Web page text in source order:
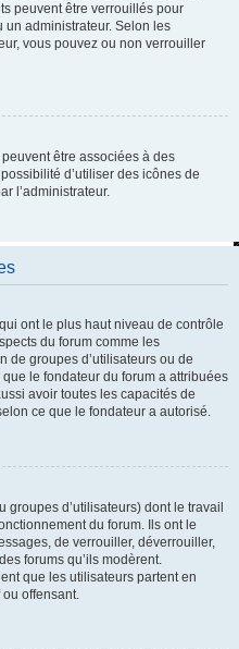
peuvent être verrouillés pour
un administrateur. Selon les
vous pouvez ou non verrouiller
être associées à des
d’utiliser des icônes de
l’administrateur.
ont le plus haut niveau de contrôle
du forum comme les
de groupes d’utilisateurs ou de
le fondateur du forum a attribuées
avoir toutes les capacités de
ce que le fondateur a autorisé.
d’utilisateurs) dont le travail
du forum. Ils ont le
de verrouiller, déverrouiller,
forums qu’ils modèrent.
que les utilisateurs partent en
offensant.